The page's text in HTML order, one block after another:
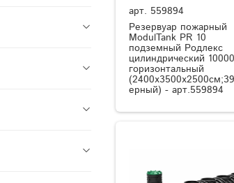
арт. 559894
Резервуар пожарный
ModulTank PR 10
подземный Родлекс
цилиндрический
горизонтальный
ерный) - арт.559894